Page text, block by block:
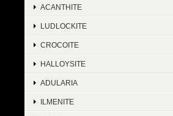
ACANTHITE
LUDLOCKITE
CROCOITE
HALLOYSITE
ADULARIA
ILMENITE